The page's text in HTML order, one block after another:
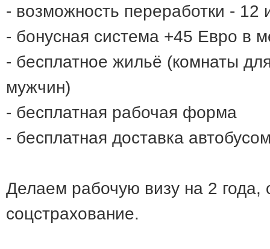
- возможность переработки - 12
- бонусная система +45 Евро в
- бесплатное жильё (комнаты
мужчин)
- бесплатная рабочая форма
- бесплатная доставка
Делаем рабочую визу на 2
соцстрахование.